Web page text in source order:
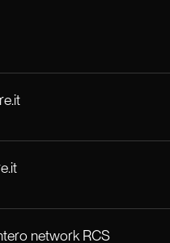
network RCS